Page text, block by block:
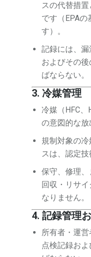
スの代替措
です（EPAの
す）。
記録には、漏
およびその
ばならない。
3. 冷媒管理
冷媒（HFC、
の意図的な放
規制対象の
スは、認定技
保守、修理
回収・リサ
なりません。
4. 記録管理
所有者・運
点検記録お